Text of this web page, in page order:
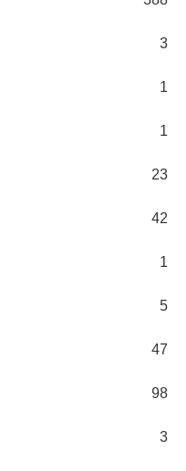
3
1
1
23
42
1
5
47
98
3